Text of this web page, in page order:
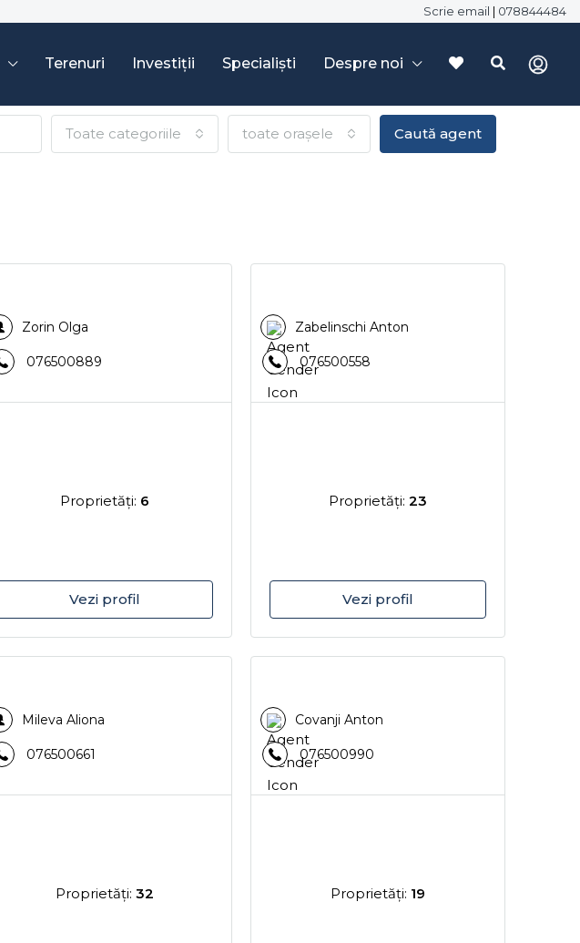
Scrie email | 078844484
Terenuri Investiții Specialiști Despre noi
Toate categoriile toate orașele Caută agent
Zorin Olga
076500889
Proprietăţi: 6
Vezi profil
Zabelinschi Anton
076500558
Proprietăţi: 23
Vezi profil
Mileva Aliona
076500661
Proprietăţi: 32
Covanji Anton
076500990
Proprietăţi: 19